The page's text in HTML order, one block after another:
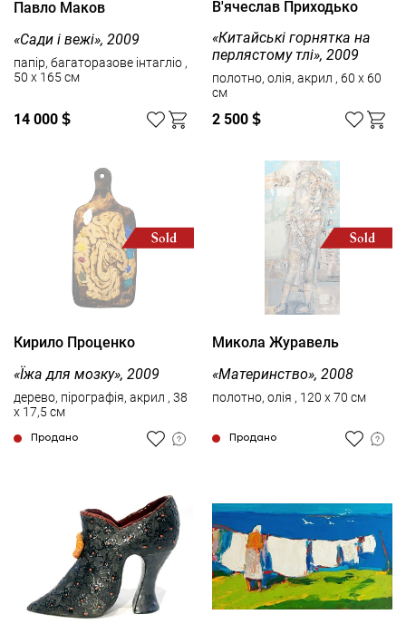
Павло Маков
«Сади і вежі», 2009
папір, багаторазове інтагліо ,
50 x 165 см
14 000 $
В'ячеслав Приходько
«Китайські горнятка на
перлястому тлі», 2009
полотно, олія, акрил , 60 x 60
см
2 500 $
Кирило Проценко
«Їжа для мозку», 2009
дерево, пірографія, акрил , 38
x 17,5 см
Продано
Микола Журавель
«Материнство», 2008
полотно, олія , 120 x 70 см
Продано